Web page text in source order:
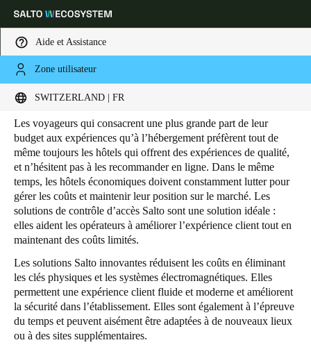
Aide et Assistance
Zone utilisateur
SWITZERLAND | FR
Sélectionnez vos paramètres de localisation et de langue
Global Europe North America Caribbean -
Switzerland Français
Germany
Deutsch
Switzerland
DeutschFrançaisItaliano
United Kingdom
HOME SECTEURS
Hôtels économiques
Les voyageurs qui consacrent une plus grande part de leur
budget aux expériences qu’à l’hébergement préfèrent tout de
même toujours les hôtels qui offrent des expériences de qualité,
et n’hésitent pas à les recommander en ligne. Dans le même
temps, les hôtels économiques doivent constamment lutter pour
gérer les coûts et maintenir leur position sur le marché. Les
solutions de contrôle d’accès Salto sont une solution idéale :
elles aident les opérateurs à améliorer l’expérience client tout en
maintenant des coûts limités.
Les solutions Salto innovantes réduisent les coûts en éliminant
les clés physiques et les systèmes électromagnétiques. Elles
permettent une expérience client fluide et moderne et améliorent
la sécurité dans l’établissement. Elles sont également à l’épreuve
du temps et peuvent aisément être adaptées à de nouveaux lieux
ou à des sites supplémentaires.